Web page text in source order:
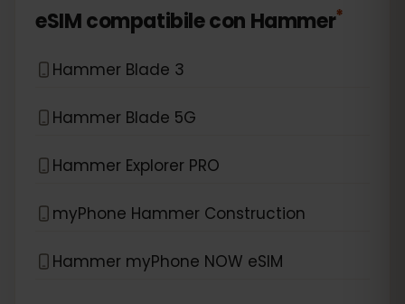
eSIM compatibile con Hammer*
Hammer Blade 3
Hammer Blade 5G
Hammer Explorer PRO
myPhone Hammer Construction
Hammer myPhone NOW eSIM